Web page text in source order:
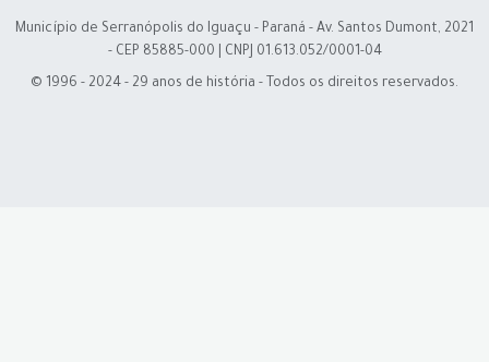
Município de Serranópolis do Iguaçu - Paraná - Av. Santos Dumont, 2021
- CEP 85885-000 | CNPJ 01.613.052/0001-04
© 1996 - 2024 - 29 anos de história - Todos os direitos reservados.